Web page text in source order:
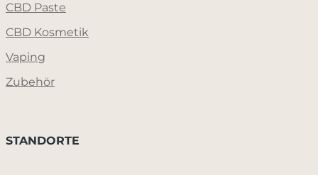
CBD Paste
CBD Kosmetik
Vaping
Zubehör
STANDORTE